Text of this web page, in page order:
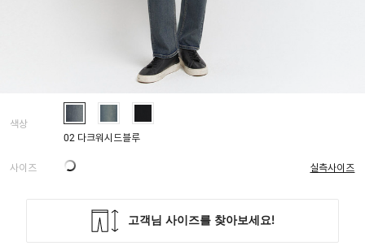
색상
02 다크워시드블루
사이즈 실측사이즈